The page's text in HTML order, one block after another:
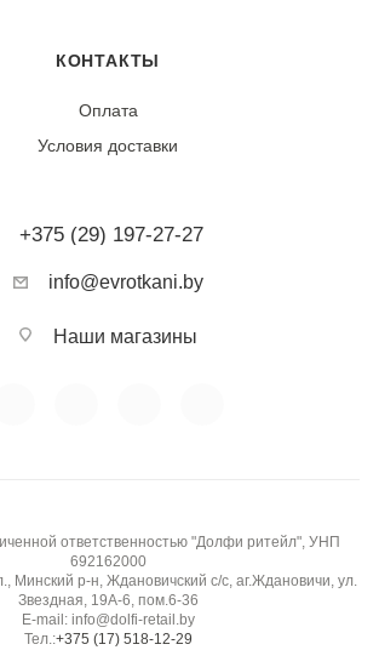
КОНТАКТЫ
Оплата
Условия доставки
+375 (29) 197-27-27
info@evrotkani.by
Наши магазины
ответственностью "Долфи ритейл", УНП
692162000
Минский р-н, Ждановичский с/с, аг.Ждановичи, ул.
Звездная, 19А-6, пом.6-36
E-mail: info@dolfi-retail.by
Тел.:+375 (17) 518-12-29